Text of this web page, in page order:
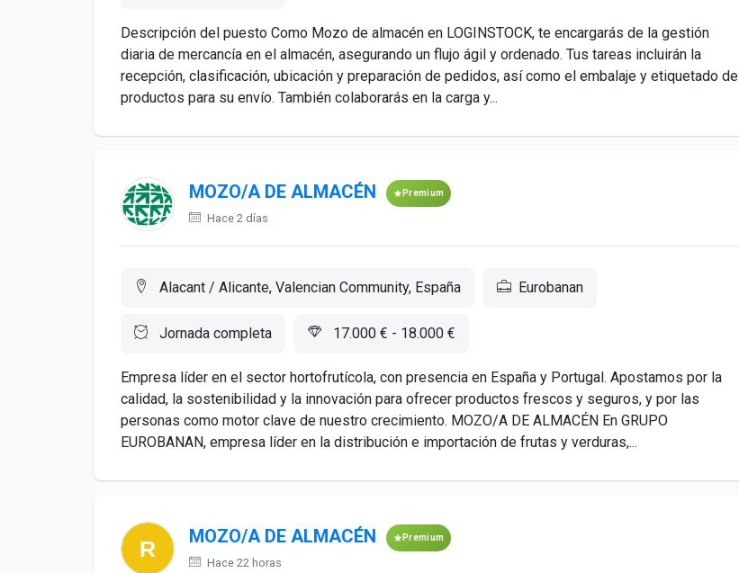
Descripción del puesto Como Mozo de almacén en LOGINSTOCK, te encargarás de la gestión
diaria de mercancía en el almacén, asegurando un flujo ágil y ordenado. Tus tareas incluirán la
recepción, clasificación, ubicación y preparación de pedidos, así como el embalaje y etiquetado de
productos para su envío. También colaborarás en la carga y...
MOZO/A DE ALMACÉN Premium
Hace 2 días
Alacant / Alicante, Valencian Community, España Eurobanan
Jornada completa 17.000 € - 18.000 €
Empresa líder en el sector hortofrutícola, con presencia en España y Portugal. Apostamos por la
calidad, la sostenibilidad y la innovación para ofrecer productos frescos y seguros, y por las
personas como motor clave de nuestro crecimiento. MOZO/A DE ALMACÉN En GRUPO
EUROBANAN, empresa líder en la distribución e importación de frutas y verduras,...
MOZO/A DE ALMACÉN Premium
Hace 22 horas